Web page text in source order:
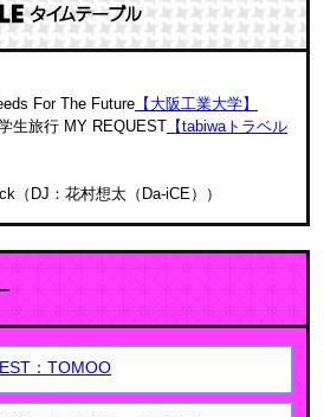
For The Future 【大阪工業大学】
生旅行 MY REQUEST 【tabiwaトラベル
（DJ：花村想太（Da-iCE））
：TOMOO